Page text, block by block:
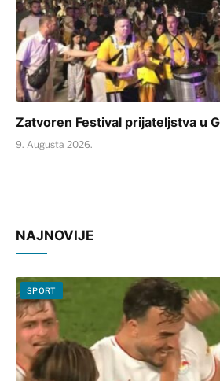
Zatvoren Festival prijateljstva u
9. Augusta 2026.
NAJNOVIJE
SPORT